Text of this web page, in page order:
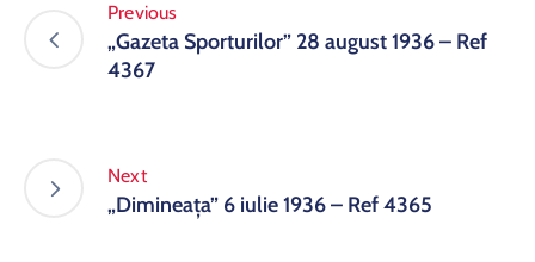
Previous
„Gazeta Sporturilor” 28 august 1936 – Ref
4367
Next
„Dimineața” 6 iulie 1936 – Ref 4365